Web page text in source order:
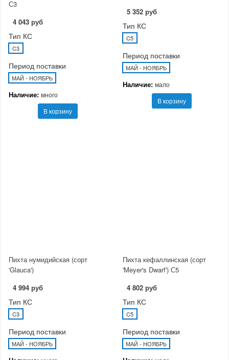
С3
4 043 руб
Тип КС
C3
Период поставки
МАЙ - НОЯБРЬ
Наличие: много
В корзину
5 352 руб
Тип КС
C5
Период поставки
МАЙ - НОЯБРЬ
Наличие: мало
В корзину
Пихта нумидийская (сорт
'Glauca')
4 994 руб
Тип КС
C3
Период поставки
МАЙ - НОЯБРЬ
Пихта кефаллинская (сорт
'Meyer's Dwarf') С5
4 802 руб
Тип КС
C5
Период поставки
МАЙ - НОЯБРЬ